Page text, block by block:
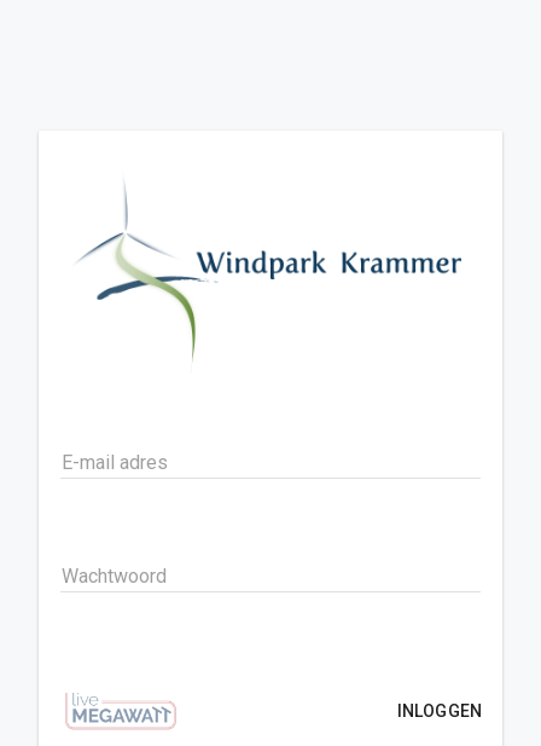
E-mail adres
Wachtwoord
INLOGGEN